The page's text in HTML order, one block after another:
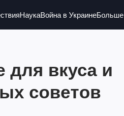
НаукаВойна в УкраинеБольше
для вкуса и
советов